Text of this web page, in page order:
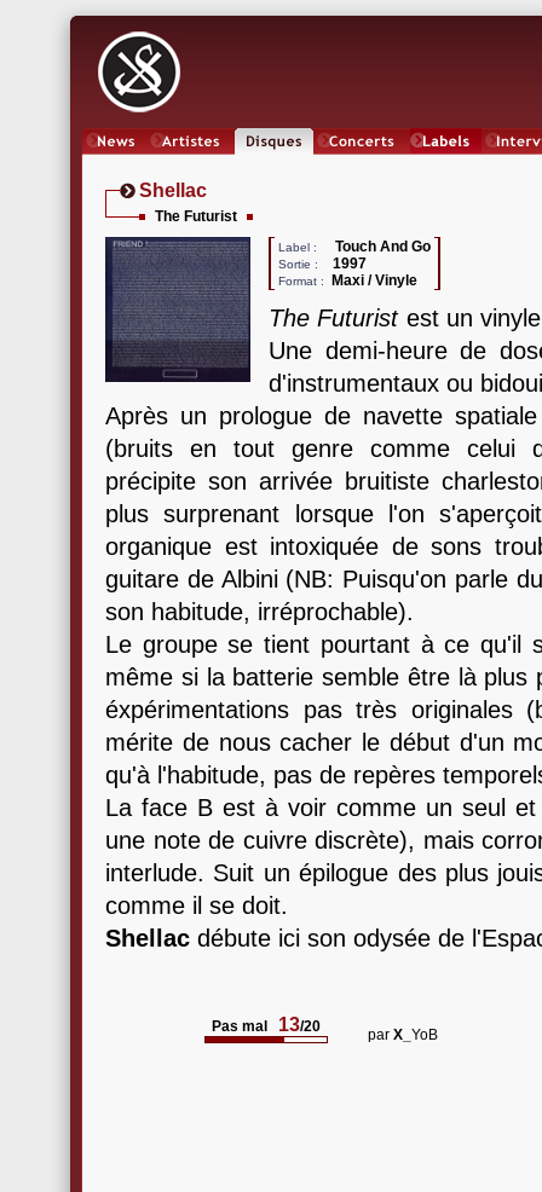
Shellac
The Futurist
Label : Touch And Go
Sortie : 1997
Format : Maxi / Vinyle
The Futuristest un
Une demi-heure de
d'instrumentaux ou
Après un prologue de navette
(bruits en tout genre comme celui
précipite son arrivée bruitiste
plus surprenant lorsque l'on
organique est intoxiquée de sons
guitare de Albini (NB: Puisqu'on parle
son habitude, irréprochable).
Le groupe se tient pourtant à ce qu'il
même si la batterie semble être là
éxpérimentations pas très originales
mérite de nous cacher le début d'un
qu'à l'habitude, pas de repères
La face B est à voir comme un seul
une note de cuivre discrète), mais
interlude. Suit un épilogue des plus
comme il se doit.
Shellac débute ici son odysée de
Pas mal 13/20 par X_ YoB